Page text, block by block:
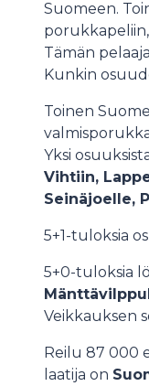
Suomeen.
Tämän
Kunkin
Toinen
Yksi
Vihtiin,
Seinäjoelle,
5+1-tuloksia
5+0-tuloksia
Veikkauksen
Reilu 87 000
laatija on